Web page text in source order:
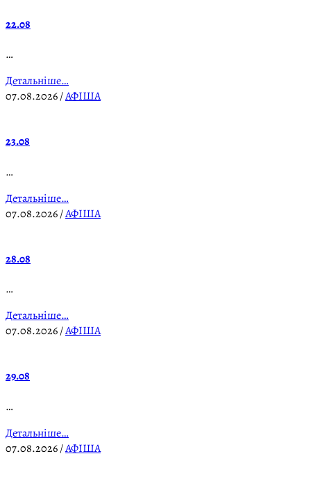
22.08
…
Детальніше…
07.08.2026/АФІША
23.08
…
Детальніше…
07.08.2026/АФІША
28.08
…
Детальніше…
07.08.2026/АФІША
29.08
…
Детальніше…
07.08.2026/АФІША